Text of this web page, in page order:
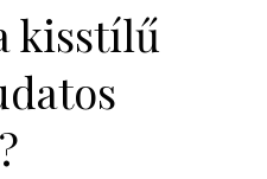
kisstílű